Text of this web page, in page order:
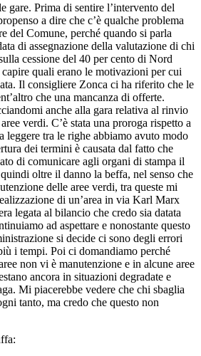
gare. Prima di sentire l’intervento del
a dire che c’è qualche problema
del Comune, perché quando si parla
di assegnazione della valutazione di chi
cessione del 40 per cento di Nord
quali erano le motivazioni per cui
Il consigliere Zonca ci ha riferito che le
che una mancanza di offerte.
anche alla gara relativa al rinvio
verdi. C’è stata una proroga rispetto a
leggere tra le righe abbiamo avuto modo
dei termini è causata dal fatto che
di comunicare agli organi di stampa il
oltre il danno la beffa, nel senso che
delle aree verdi, tra queste mi
di un’area in via Karl Marx
legata al bilancio che credo sia datata
ad aspettare e nonostante questo
si decide ci sono degli errori
i tempi. Poi ci domandiamo perché
non vi è manutenzione e in alcune aree
ancora in situazioni degradate e
Mi piacerebbe vedere che chi sbaglia
tanto, ma credo che questo non